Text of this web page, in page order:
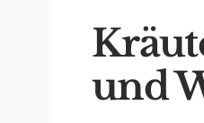
und